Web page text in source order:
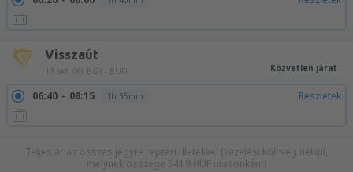
Visszaút
13 okt. (K) BGY - BUD Közvetlen járat
06:40 08:15 1h 35min Részletek
Teljes ár az összes jegyre reptéri illetékkel (kezelési költség nélkül,
melynek összege 5419 HUF utasonként)